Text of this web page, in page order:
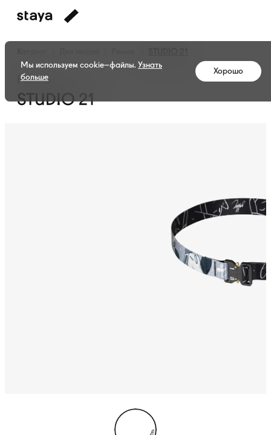
Ремень
STUDIO 21
Мы используем cookie–файлы. Узнать
больше
Хорошо